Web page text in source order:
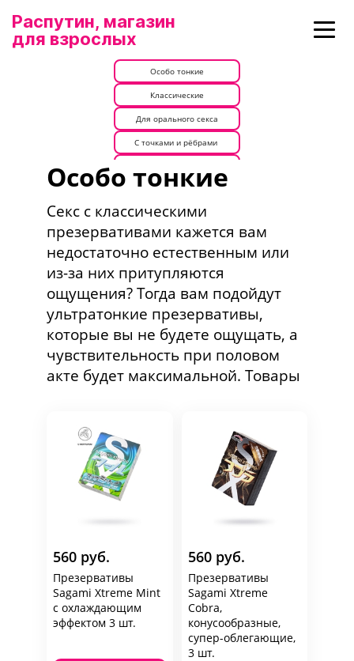
Распутин, магазин
для взрослых
Особо тонкие
Классические
Для орального секса
С точками и рёбрами
Продлевающие
Особо тонкие
Секс с классическими
презервативами кажется вам
недостаточно естественным или
из-за них притупляются
ощущения? Тогда вам подойдут
ультратонкие презервативы,
которые вы не будете ощущать, а
чувствительность при половом
акте будет максимальной. Товары
560 руб.
Презервативы
Sagami Xtreme Mint
с охлаждающим
эффектом 3 шт.
560 руб.
Презервативы
Sagami Xtreme
Cobra,
конусообразные,
супер-облегающие,
3 шт.